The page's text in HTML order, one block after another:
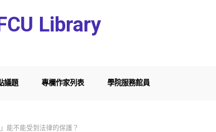
Library
議題 專欄作家列表 學院服務館員
」能不能受到法律的保護？